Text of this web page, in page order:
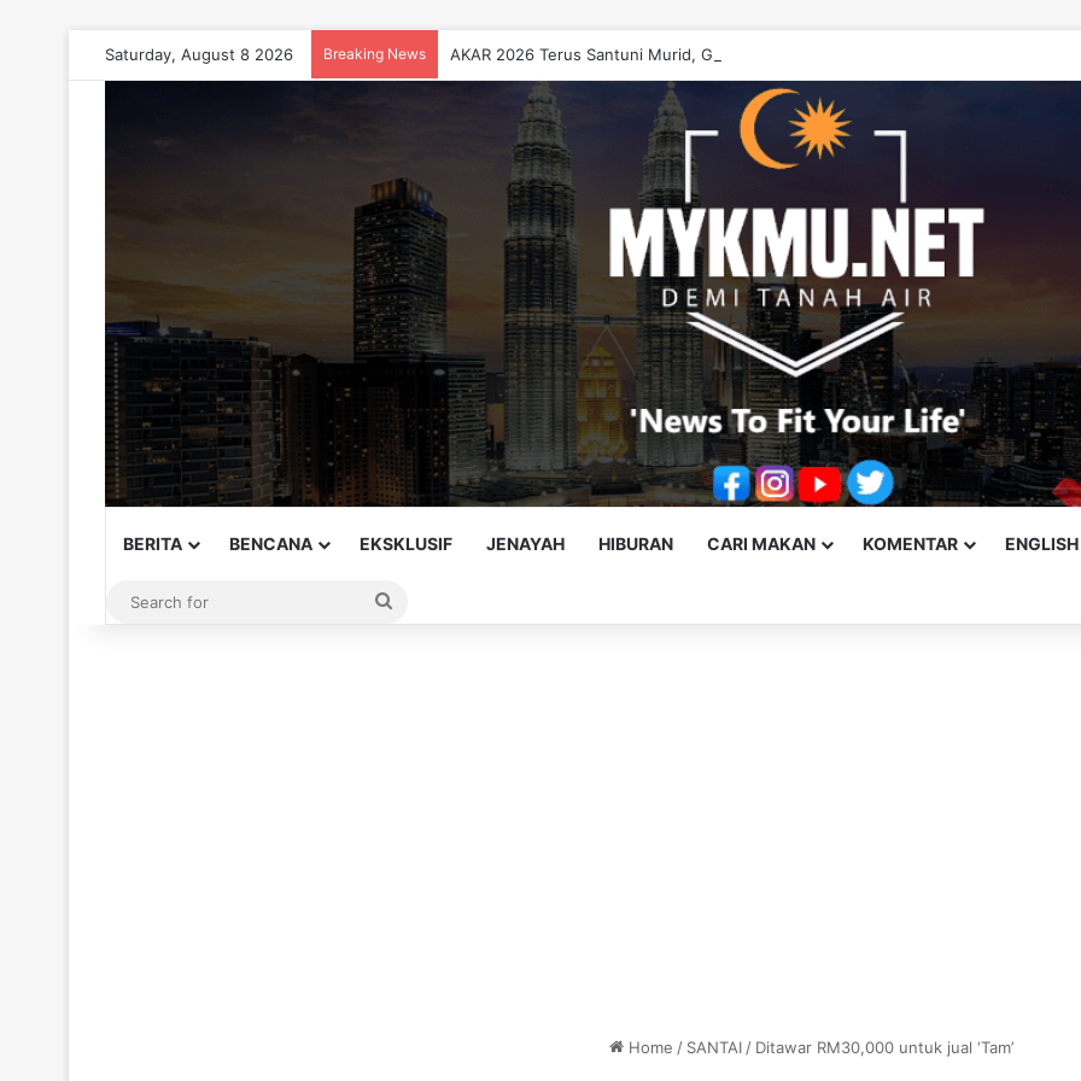
Saturday, August 8 2026 Breaking News AKAR 2026 Terus Santuni Murid, Gilap Kreativiti Generasi Muda
BERITA BENCANA EKSKLUSIF JENAYAH HIBURAN CARI MAKAN KOMENTAR
Home / SANTAI / Ditawar RM30,000 untuk jual ‘Tam’